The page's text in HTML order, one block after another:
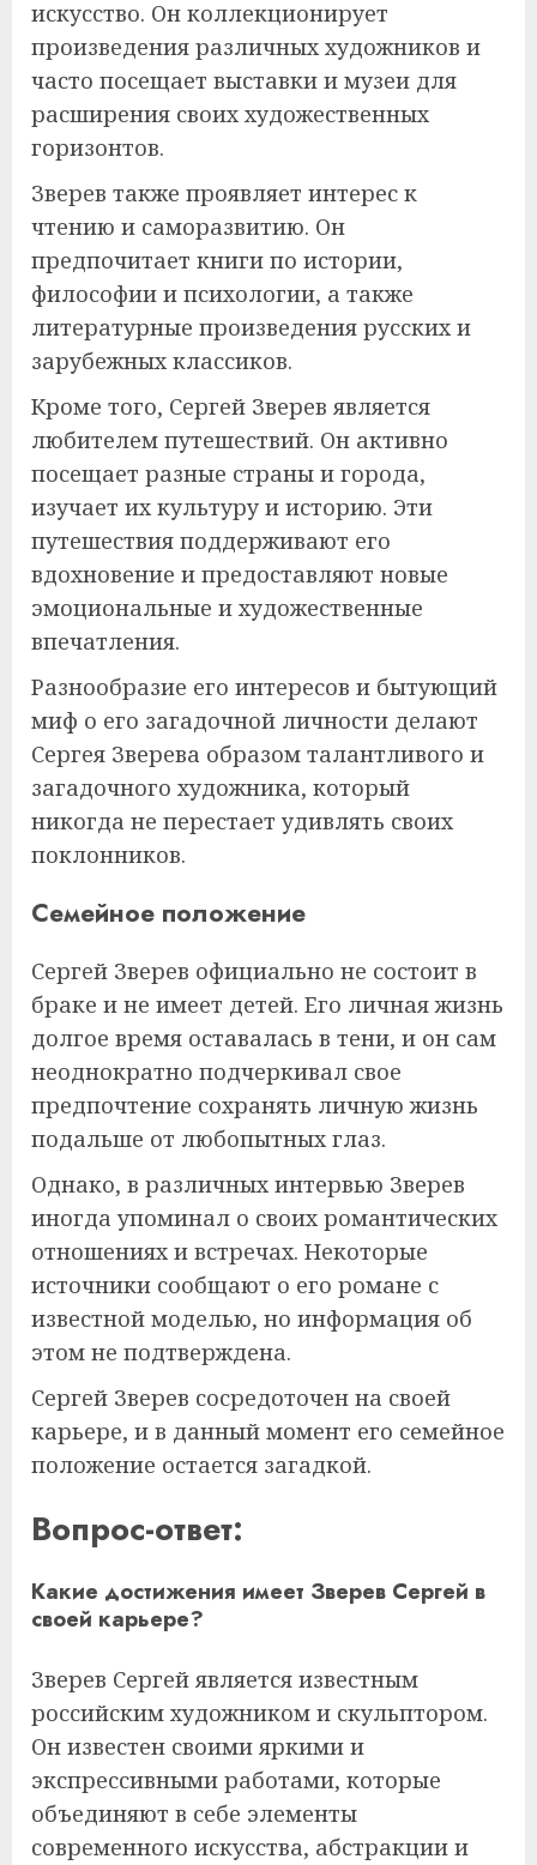
искусство. Он коллекционирует
произведения различных художников и
часто посещает выставки и музеи для
расширения своих художественных
горизонтов.
Зверев также проявляет интерес к
чтению и саморазвитию. Он
предпочитает книги по истории,
философии и психологии, а также
литературные произведения русских и
зарубежных классиков.
Кроме того, Сергей Зверев является
любителем путешествий. Он активно
посещает разные страны и города,
изучает их культуру и историю. Эти
путешествия поддерживают его
вдохновение и предоставляют новые
эмоциональные и художественные
впечатления.
Разнообразие его интересов и бытующий
миф о его загадочной личности делают
Сергея Зверева образом талантливого и
загадочного художника, который
никогда не перестает удивлять своих
поклонников.
Семейное положение
Сергей Зверев официально не состоит в
браке и не имеет детей. Его личная жизнь
долгое время оставалась в тени, и он сам
неоднократно подчеркивал свое
предпочтение сохранять личную жизнь
подальше от любопытных глаз.
Однако, в различных интервью Зверев
иногда упоминал о своих романтических
отношениях и встречах. Некоторые
источники сообщают о его романе с
известной моделью, но информация об
этом не подтверждена.
Сергей Зверев сосредоточен на своей
карьере, и в данный момент его семейное
положение остается загадкой.
Вопрос-ответ:
Какие достижения имеет Зверев Сергей в
своей карьере?
Зверев Сергей является известным
российским художником и скульптором.
Он известен своими яркими и
экспрессивными работами, которые
объединяют в себе элементы
современного искусства, абстракции и